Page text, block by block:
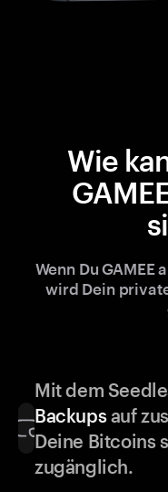
Wie
Wenn Du GAMEE
wird Dein
Mit dem
Backupsauf
Deine Bitcoins
zugänglich.